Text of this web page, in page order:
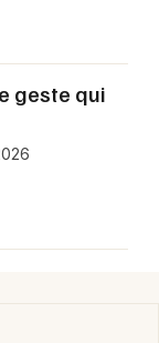
geste qui